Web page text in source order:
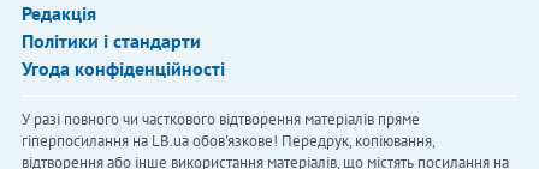
Редакція
Політики і стандарти
Угода конфіденційності
У разі повного чи часткового відтворення матеріалів пряме
гіперпосилання на LB.ua обов'язкове! Передрук, копіювання,
відтворення або інше використання матеріалів, що містять посилання на